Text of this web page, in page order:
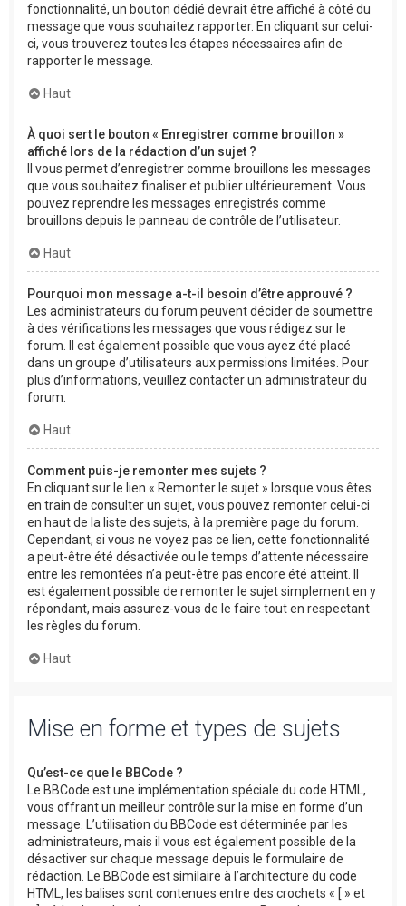
fonctionnalité, un bouton dédié devrait être affiché à côté du
message que vous souhaitez rapporter. En cliquant sur celui-
ci, vous trouverez toutes les étapes nécessaires afin de
rapporter le message.
Haut
À quoi sert le bouton « Enregistrer comme brouillon »
affiché lors de la rédaction d’un sujet ?
Il vous permet d’enregistrer comme brouillons les messages
que vous souhaitez finaliser et publier ultérieurement. Vous
pouvez reprendre les messages enregistrés comme
brouillons depuis le panneau de contrôle de l’utilisateur.
Haut
Pourquoi mon message a-t-il besoin d’être approuvé ?
Les administrateurs du forum peuvent décider de soumettre
à des vérifications les messages que vous rédigez sur le
forum. Il est également possible que vous ayez été placé
dans un groupe d’utilisateurs aux permissions limitées. Pour
plus d’informations, veuillez contacter un administrateur du
forum.
Haut
Comment puis-je remonter mes sujets ?
En cliquant sur le lien « Remonter le sujet » lorsque vous êtes
en train de consulter un sujet, vous pouvez remonter celui-ci
en haut de la liste des sujets, à la première page du forum.
Cependant, si vous ne voyez pas ce lien, cette fonctionnalité
a peut-être été désactivée ou le temps d’attente nécessaire
entre les remontées n’a peut-être pas encore été atteint. Il
est également possible de remonter le sujet simplement en y
répondant, mais assurez-vous de le faire tout en respectant
les règles du forum.
Haut
Mise en forme et types de sujets
Qu’est-ce que le BBCode ?
Le BBCode est une implémentation spéciale du code HTML,
vous offrant un meilleur contrôle sur la mise en forme d’un
message. L’utilisation du BBCode est déterminée par les
administrateurs, mais il vous est également possible de la
désactiver sur chaque message depuis le formulaire de
rédaction. Le BBCode est similaire à l’architecture du code
HTML, les balises sont contenues entre des crochets « [ » et